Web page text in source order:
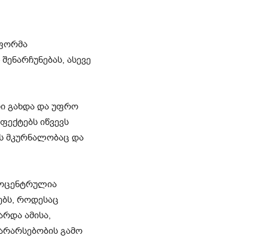
ასევე
გახდა და უფრო
იწვევს
მკურნალობაც და
როდესაც
ამისა,
გამო